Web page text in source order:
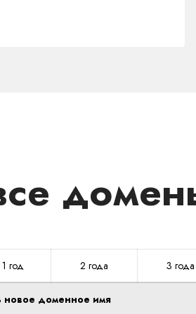
1 год 2 года 3 года
новое доменное имя